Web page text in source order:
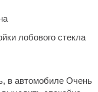
лобового стекла
в автомобиле Очень